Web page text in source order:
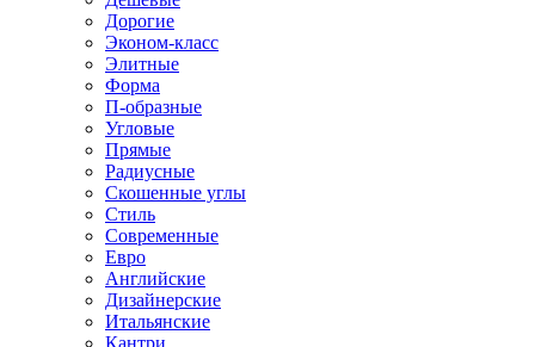
Дорогие
Эконом-класс
Элитные
Форма
П-образные
Угловые
Прямые
Радиусные
Скошенные углы
Стиль
Современные
Евро
Английские
Дизайнерские
Итальянские
Кантри